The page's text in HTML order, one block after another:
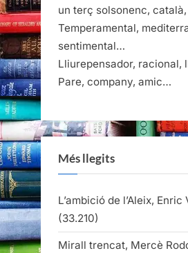
un terç solsonenc,
Temperamental,
sentimental…
Lliurepensador,
Pare, company, amic…
Més llegits
L’ambició de l’Aleix, Enric
(33.210)
Mirall trencat, Mercè